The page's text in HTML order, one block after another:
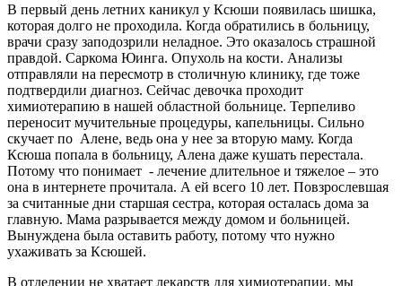
В первый день летних каникул у Ксюши появилась шишка,
которая долго не проходила. Когда обратились в больницу,
врачи сразу заподозрили неладное. Это оказалось страшной
правдой. Саркома Юинга. Опухоль на кости. Анализы
отправляли на пересмотр в столичную клинику, где тоже
подтвердили диагноз. Сейчас девочка проходит
химиотерапию в нашей областной больнице. Терпеливо
переносит мучительные процедуры, капельницы. Сильно
скучает по Алене, ведь она у нее за вторую маму. Когда
Ксюша попала в больницу, Алена даже кушать перестала.
Потому что понимает - лечение длительное и тяжелое – это
она в интернете прочитала. А ей всего 10 лет. Повзрослевшая
за считанные дни старшая сестра, которая осталась дома за
главную. Мама разрывается между домом и больницей.
Вынуждена была оставить работу, потому что нужно
ухаживать за Ксюшей.
В отделении не хватает лекарств для химиотерапии, мы